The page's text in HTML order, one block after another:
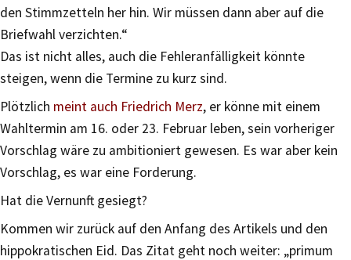
den Stimmzetteln her hin. Wir müssen dann aber auf die
Briefwahl verzichten.“
Das ist nicht alles, auch die Fehleranfälligkeit könnte
steigen, wenn die Termine zu kurz sind.
Plötzlich meint auch Friedrich Merz, er könne mit einem
Wahltermin am 16. oder 23. Februar leben, sein vorheriger
Vorschlag wäre zu ambitioniert gewesen. Es war aber kein
Vorschlag, es war eine Forderung.
Hat die Vernunft gesiegt?
Kommen wir zurück auf den Anfang des Artikels und den
hippokratischen Eid. Das Zitat geht noch weiter: „primum